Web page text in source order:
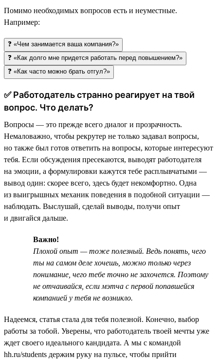
Помимо необходимых вопросов есть и неуместные.
Например:
❓ «Чем занимается ваша компания?»
❓ «Как долго мне придется работать перед повышением?»
❓ «Как часто можно брать отгул?»
✅ Работодатель странно реагирует на твой
вопрос. Что делать?
Вопросы — это прежде всего диалог и прозрачность.
Немаловажно, чтобы рекрутер не только задавал вопросы,
но также был готов ответить на вопросы, которые интересуют
тебя. Если обсуждения пресекаются, выводят работодателя
на эмоции, а формулировки кажутся тебе расплывчатыми —
вывод один: скорее всего, здесь будет некомфортно. Одна
из выигрышных механик поведения в подобной ситуации —
наблюдать. Выслушай, сделай выводы, получи опыт
и двигайся дальше.
Важно!
Плохой опыт — тоже полезный. Ведь понять, чего
ты на самом деле хочешь, можно только через
понимание, чего тебе точно не захочется. Поэтому
не отчаивайся, если мэтча с первой попавшейся
компанией у тебя не возникло.
Надеемся, статья стала для тебя полезной. Конечно, выбор
работы за тобой. Уверены, что работодатель твоей мечты уже
ждет своего идеального кандидата. А мы с командой
hh.ru/students держим руку на пульсе, чтобы прийти